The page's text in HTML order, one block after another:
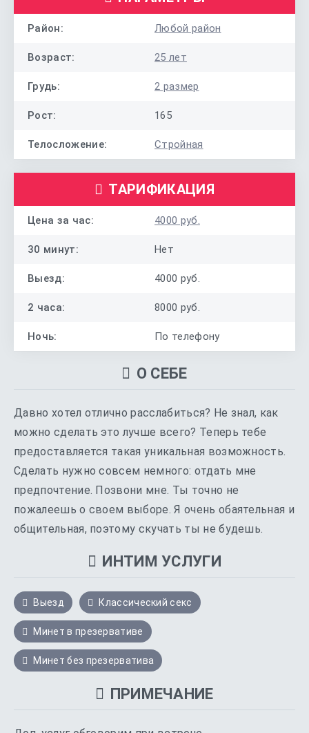
Район: Любой район
Возраст: 25 лет
Грудь: 2 размер
Рост: 165
Телосложение: Стройная
ТАРИФИКАЦИЯ
Цена за час: 4000 руб.
30 минут: Нет
Выезд: 4000 руб.
2 часа: 8000 руб.
Ночь: По телефону
О СЕБЕ
Давно хотел отлично расслабиться? Не знал, как
можно сделать это лучше всего? Теперь тебе
предоставляется такая уникальная возможность.
Сделать нужно совсем немного: отдать мне
предпочтение. Позвони мне. Ты точно не
пожалеешь о своем выборе. Я очень обаятельная и
общительная, поэтому скучать ты не будешь.
ИНТИМ УСЛУГИ
Выезд Классический секс
Минет в презервативе
Минет без презерватива
ПРИМЕЧАНИЕ